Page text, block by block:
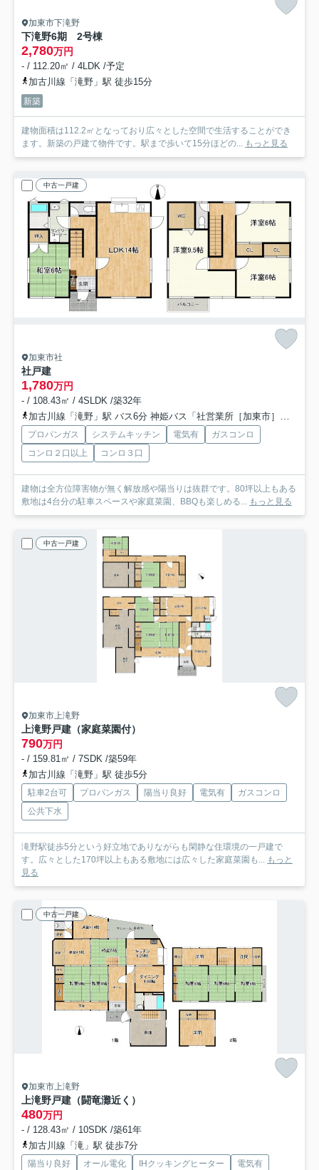
加東市下滝野
下滝野6期 2号棟
2,780万円
- / 112.20㎡ / 4LDK /予定
加古川線「滝野」駅 徒歩15分
新築
建物面積は112.2㎡となっており広々とした空間で生活することができ
ます。新築の戸建て物件です。駅まで歩いて15分ほどの... もっと見る
中古一戸建
加東市社
社戸建
1,780万円
- / 108.43㎡ / 4SLDK /築32年
加古川線「滝野」駅 バス6分 神姫バス「社営業所［加東市］」 停歩13分
プロパンガス システムキッチン 電気有
ガスコンロ
コンロ２口以上
コンロ３口
建物は全方位障害物が無く解放感や陽当りは抜群です。80坪以上もある
敷地は4台分の駐車スペースや家庭菜園、BBQも楽しめる... もっと見る
中古一戸建
加東市上滝野
上滝野戸建（家庭菜園付）
790万円
- / 159.81㎡ / 7SDK /築59年
加古川線「滝野」駅 徒歩5分
駐車2台可 プロパンガス 陽当り良好 電気有
ガスコンロ
公共下水
滝野駅徒歩5分という好立地でありながらも閑静な住環境の一戸建で
す。広々とした170坪以上もある敷地には広々した家庭菜園も... もっと
見る
中古一戸建
加東市上滝野
上滝野戸建（闘竜灘近く）
480万円
- / 128.43㎡ / 10SDK /築61年
加古川線「滝」駅 徒歩7分
陽当り良好 オール電化 IHクッキングヒーター
電気有